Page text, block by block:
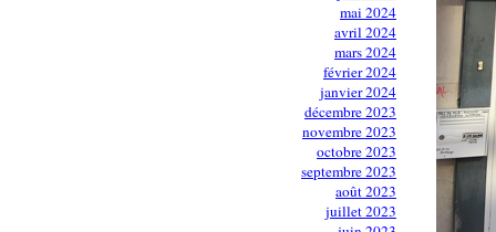
mai 2024
avril 2024
mars 2024
février 2024
janvier 2024
décembre 2023
novembre 2023
octobre 2023
septembre 2023
août 2023
juillet 2023